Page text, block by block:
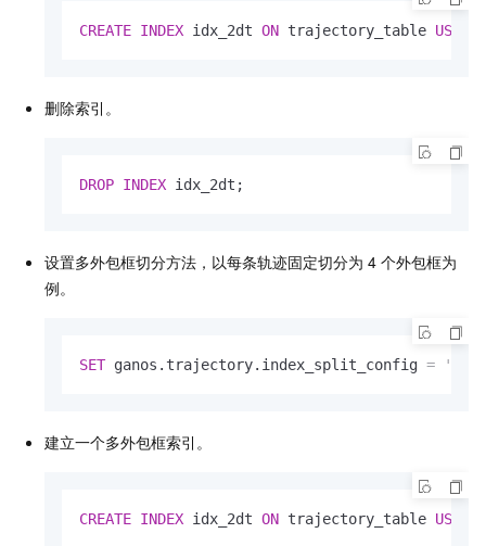
CREATE INDEX idx_2dt ON trajectory_table USING
删除索引。
DROP INDEX idx_2dt;
设置多外包框切分方法，以每条轨迹固定切分为 4 个外包框为
例。
SET ganos.trajectory.index_split_config =
建立一个多外包框索引。
CREATE INDEX idx_2dt ON trajectory_table USING